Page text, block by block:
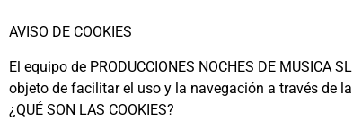
AVISO DE COOKIES
El equipo de PRODUCCIONES NOCHES DE MUSICA
objeto de facilitar el uso y la navegación a través de
¿QUÉ SON LAS COOKIES?